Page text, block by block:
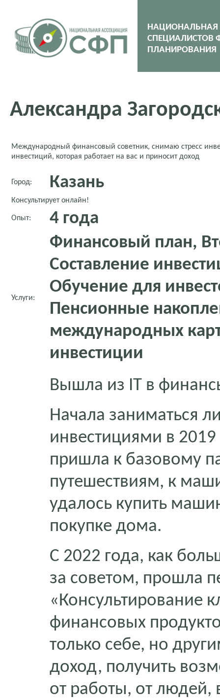
НАЦИОНАЛЬНАЯ
СПЕЦИАЛИСТОВ
ПЛАНИРОВАНИЯ
Александра
Международный финансовый советник, снимаю стресс
инвестиций, которая работает на вас и приносит доход
Город: Казань
Консультирует онлайн!
Опыт: 4 года
Услуги:
Финансовый план,
Составление
Обучение для
Пенсионные
международных
инвестиции
Вышла из IT в
Начала заниматься
инвестициями в 2019
пришла к базовому
путешествиям, к
удалось купить
покупке дома.
С 2022 года, как
за советом, прошла
«Консультирование
финансовых
только себе, но
доход, получить
от работы, от